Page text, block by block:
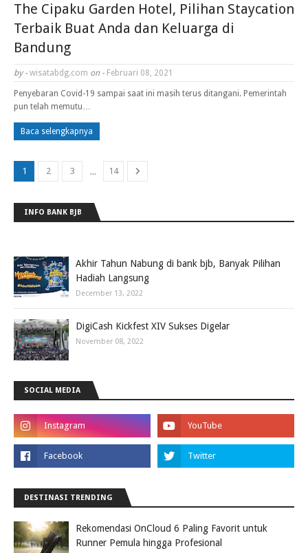
The Cipaku Garden Hotel, Pilihan Staycation
Terbaik Buat Anda dan Keluarga di
Bandung
by - wisatabdg.com on - Februari 08, 2021
Penyebaran Covid-19 sampai saat ini masih terus ditangani. Pemerintah
pun telah memutu…
Baca selengkapnya
1 2 3 ... 14
INFO BANK BJB
Akhir Tahun Nabung di bank bjb, Banyak Pilihan
Hadiah Langsung
December 13, 2022
DigiCash Kickfest XIV Sukses Digelar
November 08, 2022
SOCIAL MEDIA
DESTINASI TRENDING
Rekomendasi OnCloud 6 Paling Favorit untuk
Runner Pemula hingga Profesional